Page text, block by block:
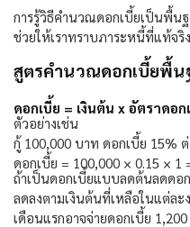
การรู้วิธีคำนวณดอกเบี้ยเป็นพื้น
ช่วยให้เราทราบภาระหนี้ที่แท้จริ
สูตรคำนวณดอกเบี้ยพื้น
ดอกเบี้ย = เงินต้น x อัตราดอก
ตัวอย่างเช่น
กู้ 100,000 บาท ดอกเบี้ย 15%
ดอกเบี้ย = 100,000 × 0.15 × 1
ถ้าเป็นดอกเบี้ยแบบลดต้นลดดอ
ลดลงตามเงินต้นที่เหลือในแต่ละ
เดือนแรกอาจจ่ายดอกเบี้ย 1,200